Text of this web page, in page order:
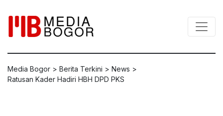
Media Bogor > Berita Terkini > News >
Ratusan Kader Hadiri HBH DPD PKS